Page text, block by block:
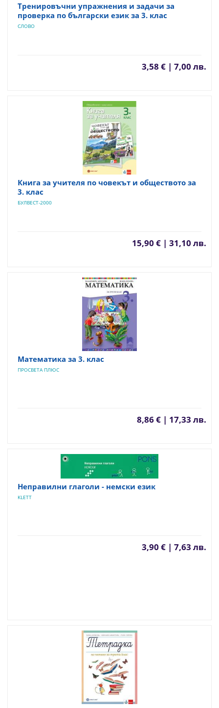
Тренировъчни упражнения и задачи за
проверка по български език за 3. клас
СЛОВО
3,58 € | 7,00 лв.
Книга за учителя по човекът и обществото за
3. клас
БУЛВЕСТ-2000
15,90 € | 31,10 лв.
Математика за 3. клас
ПРОСВЕТА ПЛЮС
8,86 € | 17,33 лв.
Неправилни глаголи - немски език
KLETT
3,90 € | 7,63 лв.